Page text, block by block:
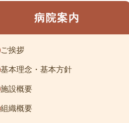
病院案内
ご挨拶
基本理念・基本方針
施設概要
組織概要